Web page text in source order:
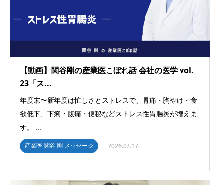
【動画】関谷剛の産業医こぼれ話 会社の医学 vol.
23「ス...
年度末〜新年度は忙しさとストレスで、胃痛・胸やけ・食
欲低下、下痢・腹痛・便秘などストレス性胃腸炎が増えま
す。 ...
産業医 関谷 剛 メッセージ 2026.02.17